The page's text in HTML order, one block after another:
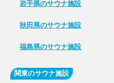
岩手県のサウナ施設
秋田県のサウナ施設
福島県のサウナ施設
関東のサウナ施設